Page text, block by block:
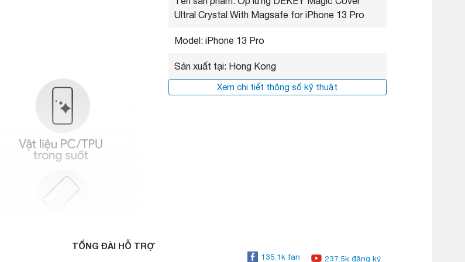
Ultral Crystal With Magsafe for iPhone 13 Pro
Model: iPhone 13 Pro
Sản xuất tại: Hong Kong
Xem chi tiết thông số kỹ thuật
TỔNG ĐÀI HỖ TRỢ
135.1k fan 237.5k đăng ký